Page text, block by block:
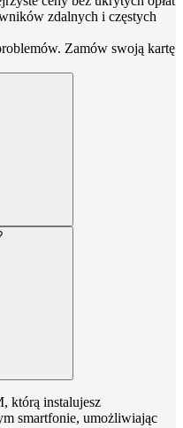
zdalnych i częstych
Zamów swoją kartę
którą instalujesz
smartfonie, umożliwiając